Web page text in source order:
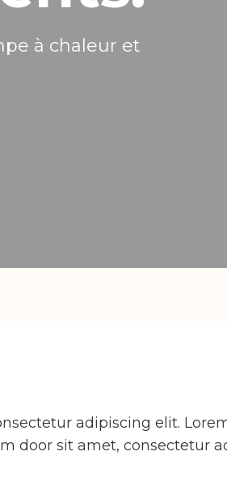
à chaleur et
adipiscing elit.
door sit amet, consectetur